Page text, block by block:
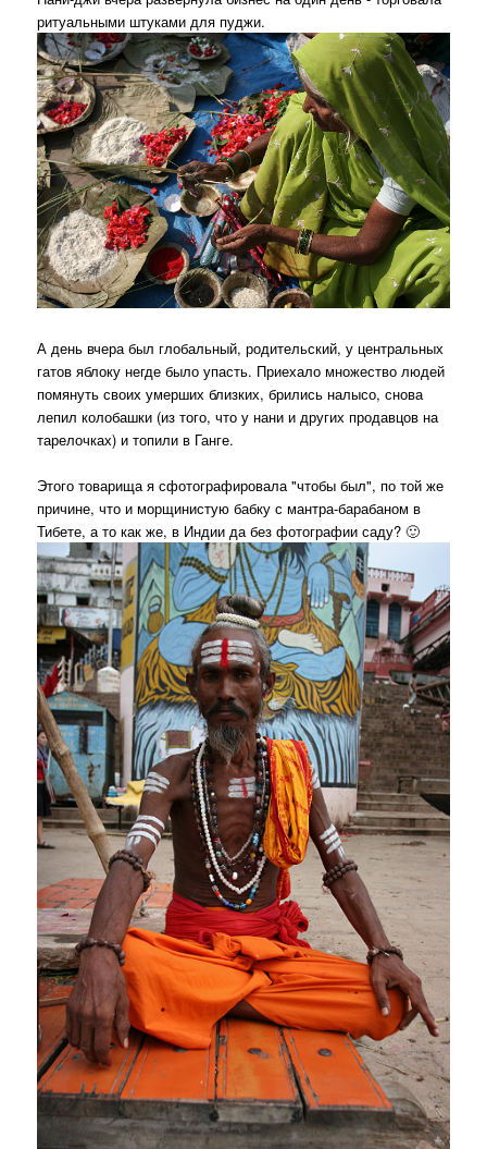
ритуальными штуками для пуджи.
А день вчера был глобальный, родительский, у центральных
гатов яблоку негде было упасть. Приехало множество людей
помянуть своих умерших близких, брились налысо, снова
лепил колобашки (из того, что у нани и других продавцов на
тарелочках) и топили в Ганге.
Этого товарища я сфотографировала "чтобы был", по той же
причине, что и морщинистую бабку с мантра-барабаном в
Тибете, а то как же, в Индии да без фотографии саду? 🙂